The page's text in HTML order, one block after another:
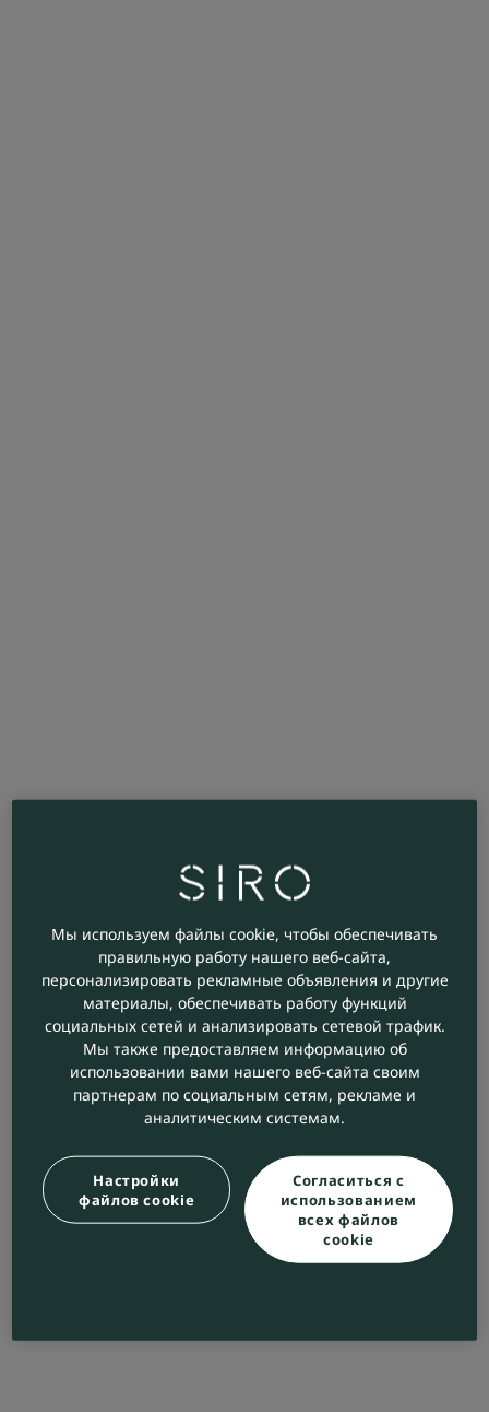
Мы используем файлы cookie, чтобы обеспечивать
правильную работу нашего веб-сайта,
персонализировать рекламные объявления и другие
материалы, обеспечивать работу функций
социальных сетей и анализировать сетевой трафик.
Мы также предоставляем информацию об
использовании вами нашего веб-сайта своим
партнерам по социальным сетям, рекламе и
аналитическим системам.
Согласиться с
использованием
всех файлов
cookie
Настройки
файлов cookie